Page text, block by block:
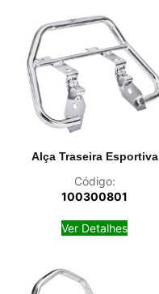
Alça Traseira Esportiva
Código:
100300801
Ver Detalhes